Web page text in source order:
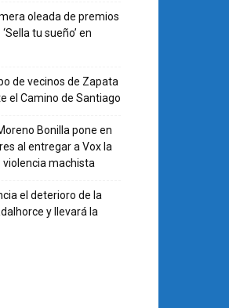
oleada de premios
tu sueño’ en
de vecinos de Zapata
el Camino de Santiago
Bonilla pone en
al entregar a Vox la
machista
el deterioro de la
y llevará la